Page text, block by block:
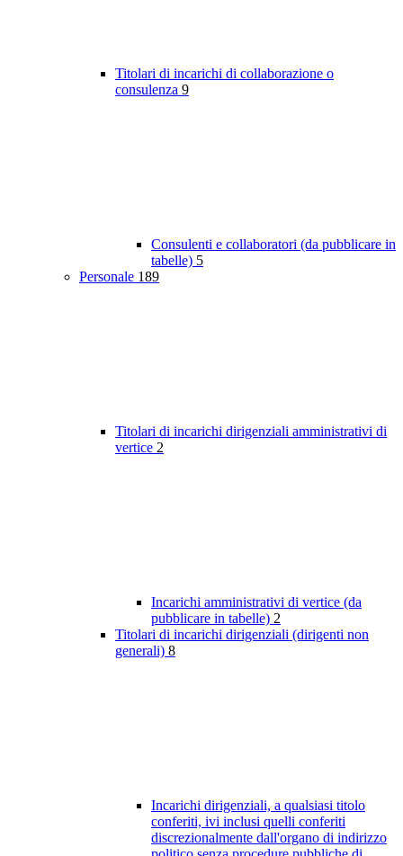
Titolari di incarichi di collaborazione o
consulenza 9
Consulenti e collaboratori (da pubblicare in
tabelle) 5
Personale 189
Titolari di incarichi dirigenziali amministrativi di
vertice 2
Incarichi amministrativi di vertice (da
pubblicare in tabelle) 2
Titolari di incarichi dirigenziali (dirigenti non
generali) 8
Incarichi dirigenziali, a qualsiasi titolo
conferiti, ivi inclusi quelli conferiti
discrezionalmente dall'organo di indirizzo